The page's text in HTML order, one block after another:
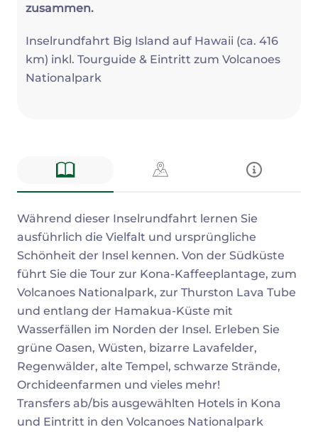
zusammen.
Inselrundfahrt Big Island auf Hawaii (ca. 416
km) inkl. Tourguide & Eintritt zum Volcanoes
Nationalpark
Beschreibung
Während dieser Inselrundfahrt lernen Sie
ausführlich die Vielfalt und ursprüngliche
Schönheit der Insel kennen. Von der Südküste
führt Sie die Tour zur Kona-Kaffeeplantage, zum
Volcanoes Nationalpark, zur Thurston Lava Tube
und entlang der Hamakua-Küste mit
Wasserfällen im Norden der Insel. Erleben Sie
grüne Oasen, Wüsten, bizarre Lavafelder,
Regenwälder, alte Tempel, schwarze Strände,
Orchideenfarmen und vieles mehr!
Transfers ab/bis ausgewählten Hotels in Kona
und Eintritt in den Volcanoes Nationalpark